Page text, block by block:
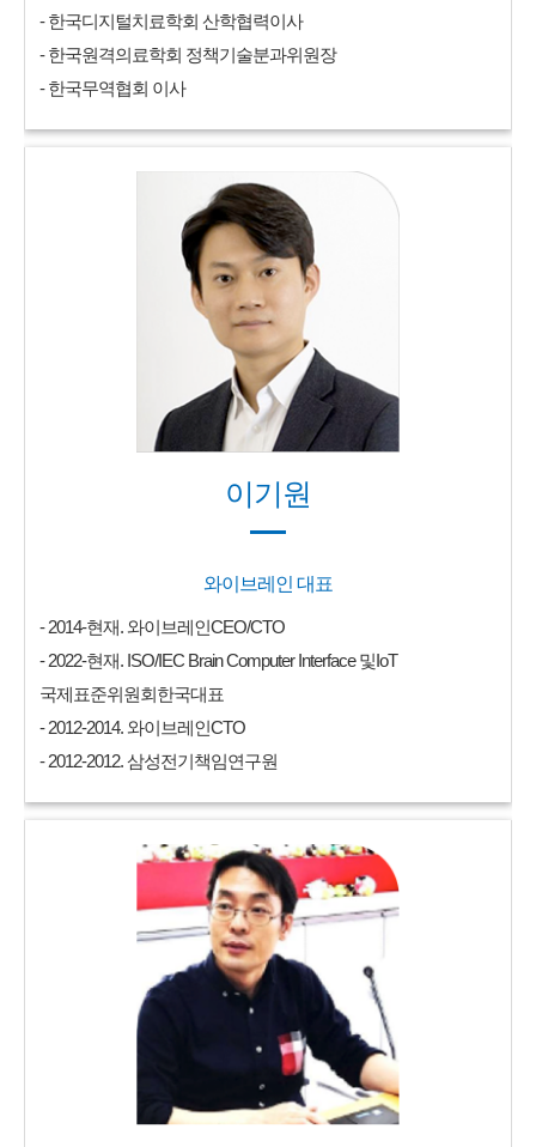
- 한국디지털치료학회 산학협력이사
- 한국원격의료학회 정책기술분과위원장
- 한국무역협회 이사
이기원
와이브레인 대표
- 2014-현재. 와이브레인CEO/CTO
- 2022-현재. ISO/IEC Brain Computer Interface 및IoT
국제표준위원회한국대표
- 2012-2014. 와이브레인CTO
- 2012-2012. 삼성전기책임연구원